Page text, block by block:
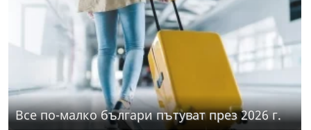
Все по-малко българи пътуват през 2026 г.